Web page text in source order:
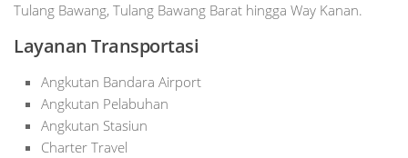
Tulang Bawang, Tulang Bawang Barat hingga Way Kanan.
Layanan Transportasi
Angkutan Bandara Airport
Angkutan Pelabuhan
Angkutan Stasiun
Charter Travel